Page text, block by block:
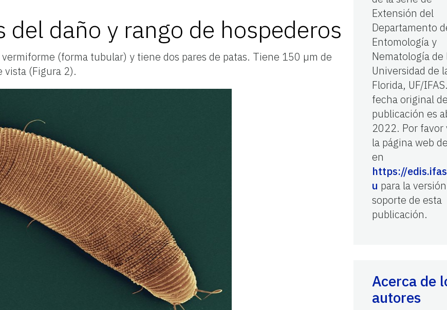
daño y rango de hospederos
(forma tubular) y tiene dos pares de patas. Tiene 150 µm de
vista (Figura 2).
Extensión del
Departamento
Entomología y
Nematología de
Universidad de
Florida, UF/
fecha original
publicación es
2022. Por favor
la página web
en
https://
u para la versión
soporte de esta
publicación.
Acerca de
autores